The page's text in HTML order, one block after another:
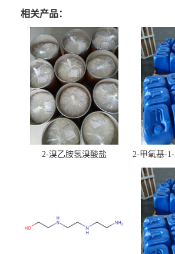
相关产品：
2-溴乙胺氢溴酸盐 2-甲氧基-